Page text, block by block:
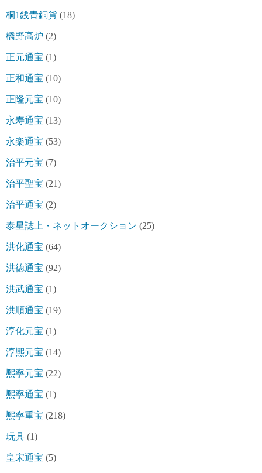
桐1銭青銅貨 (18)
橋野高炉 (2)
正元通宝 (1)
正和通宝 (10)
正隆元宝 (10)
永寿通宝 (13)
永楽通宝 (53)
治平元宝 (7)
治平聖宝 (21)
治平通宝 (2)
泰星誌上・ネットオークション (25)
洪化通宝 (64)
洪徳通宝 (92)
洪武通宝 (1)
洪順通宝 (19)
淳化元宝 (1)
淳熈元宝 (14)
熈寧元宝 (22)
熈寧通宝 (1)
熈寧重宝 (218)
玩具 (1)
皇宋通宝 (5)